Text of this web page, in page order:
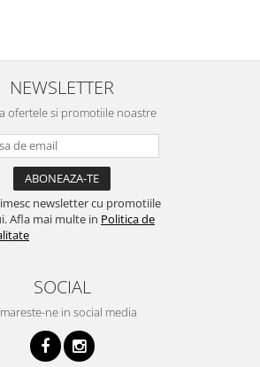
NEWSLETTER
ofertele si promotiile noastre
newsletter cu promotiile
Afla mai multe in Politica de
SOCIAL
ne in social media